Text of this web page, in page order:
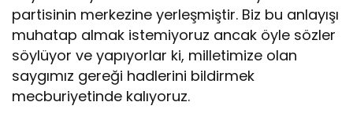
partisinin merkezine yerleşmiştir. Biz bu anlayışı
muhatap almak istemiyoruz ancak öyle sözler
söylüyor ve yapıyorlar ki, milletimize olan
saygımız gereği hadlerini bildirmek
mecburiyetinde kalıyoruz.